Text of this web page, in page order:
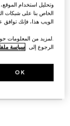
وتحليل استخدام
الخاص بنا على شبكات
الويب هذا، فإنك
.لمزيد من المعلومات
الرجوع إلى سياسة
OK